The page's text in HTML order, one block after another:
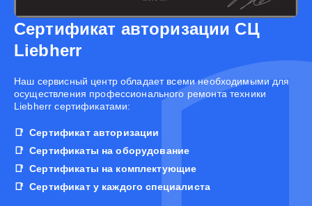
Сертификат авторизации СЦ
Liebherr
Наш сервисный центр обладает всеми необходимыми для
осуществления профессионального ремонта техники
Liebherr сертификатами:
Сертификат авторизации
Сертификаты на оборудование
Сертификаты на комплектующие
Сертификат у каждого специалиста